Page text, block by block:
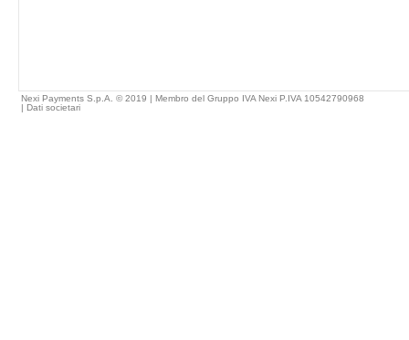
Nexi Payments S.p.A. © 2019 | Membro del Gruppo IVA Nexi P.IVA 10542790968
| Dati societari